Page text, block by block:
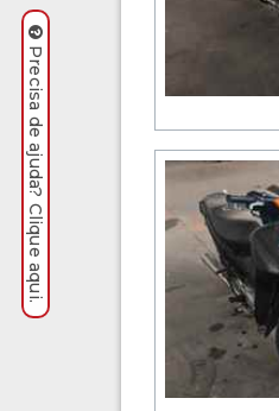
Precisa de ajuda? Clique aqui.